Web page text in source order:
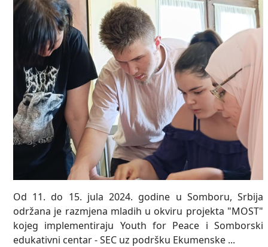
Od 11. do 15. jula 2024. godine u Somboru, Srbija
održana je razmjena mladih u okviru projekta "MOST"
kojeg implementiraju Youth for Peace i Somborski
edukativni centar - SEC uz podršku Ekumenske ...